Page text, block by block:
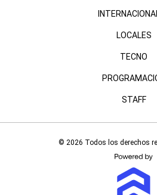
LOCALES
TECNO
STAFF
© 2026 Todos los derechos